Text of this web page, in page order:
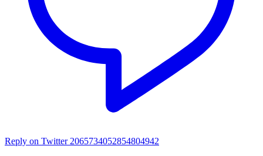
Reply on Twitter 2065734052854804942